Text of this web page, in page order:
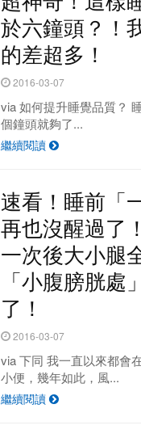
於六鐘頭？！
的差超多！
2016-03-07
via 如何提升睡覺品質？
個鐘頭就夠了...
繼續閱讀
速看！睡前「
再也沒醒過了
一次後大小腿
「小腹膀胱處
了！
2016-03-07
via 下同 我一直以來都會
小便，幾年如此，風...
繼續閱讀